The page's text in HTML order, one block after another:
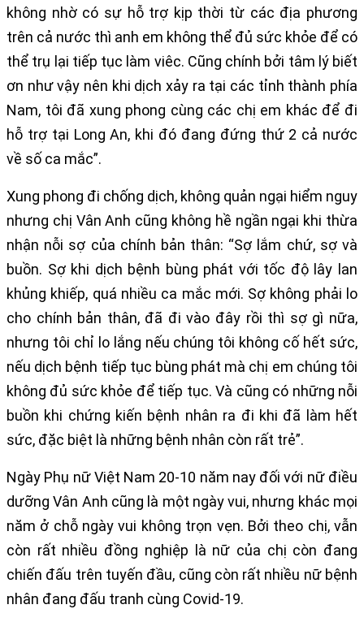
không nhờ có sự hỗ trợ kịp thời từ các địa phương
trên cả nước thì anh em không thể đủ sức khỏe để có
thể trụ lại tiếp tục làm viêc. Cũng chính bởi tâm lý biết
ơn như vậy nên khi dịch xảy ra tại các tỉnh thành phía
Nam, tôi đã xung phong cùng các chị em khác để đi
hỗ trợ tại Long An, khi đó đang đứng thứ 2 cả nước
về số ca mắc”.
Xung phong đi chống dịch, không quản ngại hiểm nguy
nhưng chị Vân Anh cũng không hề ngần ngại khi thừa
nhận nỗi sợ của chính bản thân: “Sợ lắm chứ, sợ và
buồn. Sợ khi dịch bệnh bùng phát với tốc độ lây lan
khủng khiếp, quá nhiều ca mắc mới. Sợ không phải lo
cho chính bản thân, đã đi vào đây rồi thì sợ gì nữa,
nhưng tôi chỉ lo lắng nếu chúng tôi không cố hết sức,
nếu dịch bệnh tiếp tục bùng phát mà chị em chúng tôi
không đủ sức khỏe để tiếp tục. Và cũng có những nỗi
buồn khi chứng kiến bệnh nhân ra đi khi đã làm hết
sức, đặc biệt là những bệnh nhân còn rất trẻ”.
Ngày Phụ nữ Việt Nam 20-10 năm nay đối với nữ điều
dưỡng Vân Anh cũng là một ngày vui, nhưng khác mọi
năm ở chỗ ngày vui không trọn vẹn. Bởi theo chị, vẫn
còn rất nhiều đồng nghiệp là nữ của chị còn đang
chiến đấu trên tuyến đầu, cũng còn rất nhiều nữ bệnh
nhân đang đấu tranh cùng Covid-19.